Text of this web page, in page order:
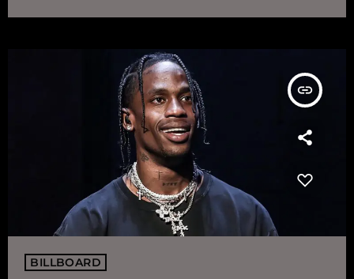
insert_link
BILLBOARD